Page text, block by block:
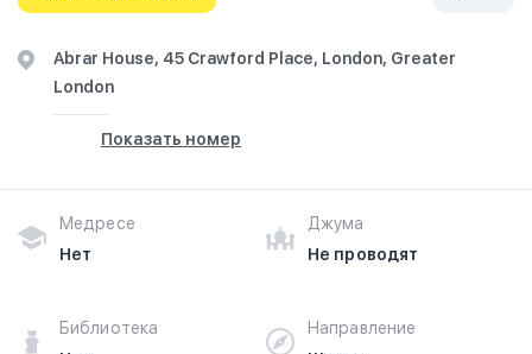
Trust (Edware Road, Westminster, London) в г.Лондон на
путешествие начинается здесь.
Abrar House, 45 Crawford Place, London, Greater
London
Показать номер
Медресе
Нет
Джума
Не проводят
Библиотека
Направление